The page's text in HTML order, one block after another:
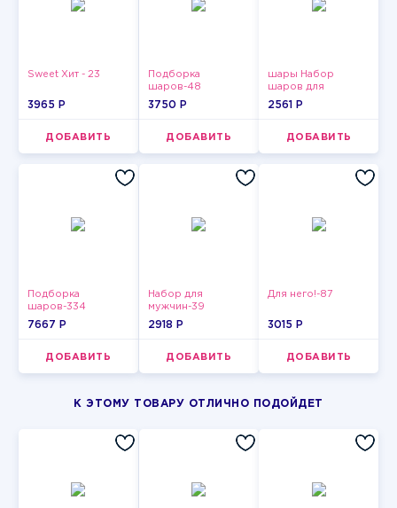
Sweet Хит - 23
3965 P
ДОБАВИТЬ
Подборка
шаров-48
3750 P
ДОБАВИТЬ
шары Набор
шаров для
девушки-14
2561 P
ДОБАВИТЬ
Подборка
шаров-334
7667 P
ДОБАВИТЬ
Набор для
мужчин-39
2918 P
ДОБАВИТЬ
Для него!-87
3015 P
ДОБАВИТЬ
К ЭТОМУ ТОВАРУ ОТЛИЧНО ПОДОЙДЕТ